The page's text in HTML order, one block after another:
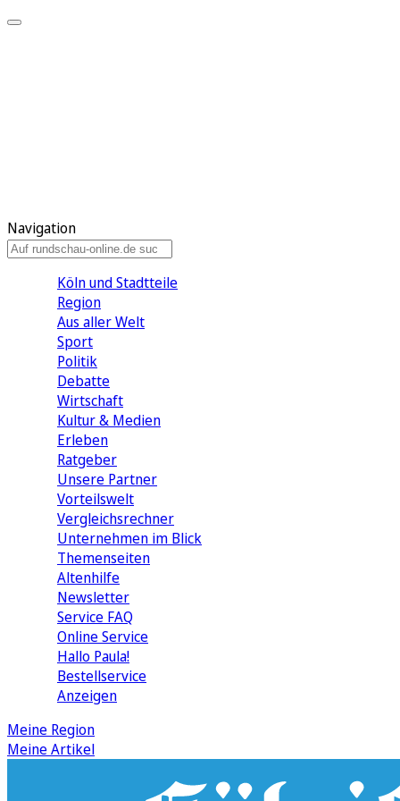
Navigation
Köln und Stadtteile
Region
Aus aller Welt
Sport
Politik
Debatte
Wirtschaft
Kultur & Medien
Erleben
Ratgeber
Unsere Partner
Vorteilswelt
Vergleichsrechner
Unternehmen im Blick
Themenseiten
Altenhilfe
Newsletter
Service FAQ
Online Service
Hallo Paula!
Bestellservice
Anzeigen
Meine Region
Meine Artikel